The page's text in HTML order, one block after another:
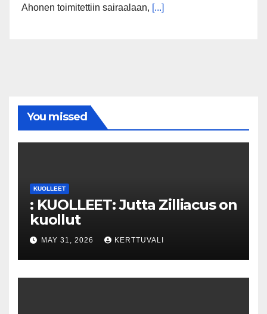
Ahonen toimitettiin sairaalaan, [...]
You missed
KUOLLEET
: KUOLLEET: Jutta Zilliacus on
kuollut
MAY 31, 2026 KERTTUVALI